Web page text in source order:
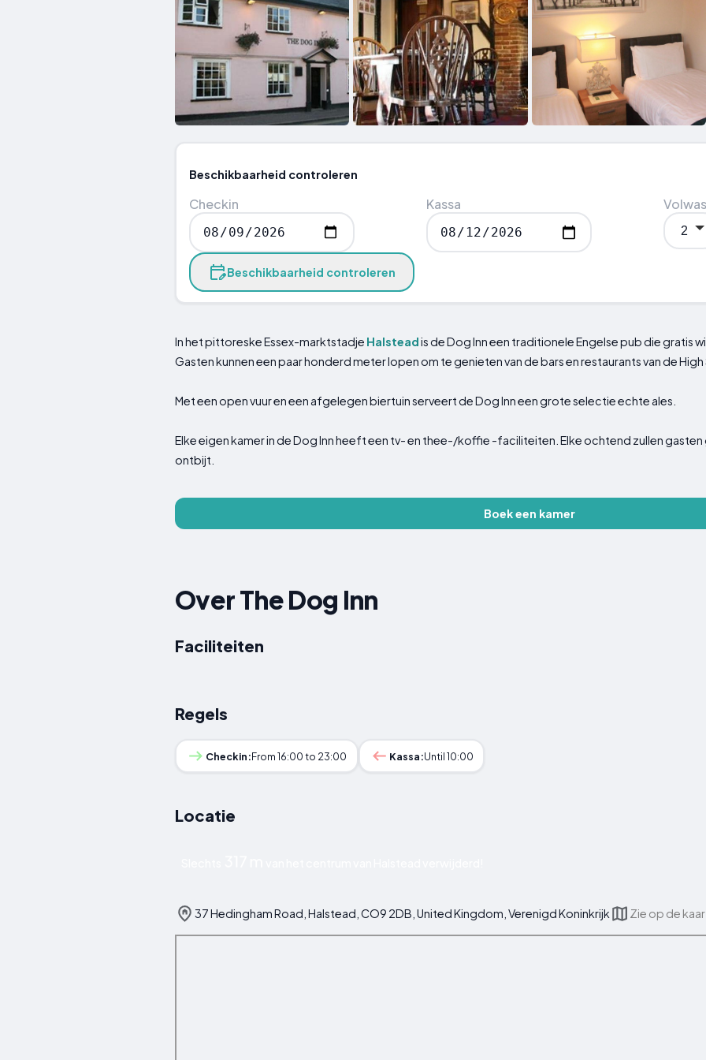
Beschikbaarheid controleren
Checkin Kassa
Beschikbaarheid controleren
In het pittoreske Essex-marktstadje Halsteadis de Dog Inn een traditionele Engelse pub die gratis
Gasten kunnen een paar honderd meter lopen om te genieten van de bars en restaurants van de
Met een open vuur en een afgelegen biertuin serveert de Dog Inn een grote selectie echte ales.
Elke eigen kamer in de Dog Inn heeft een tv- en thee-/koffie -faciliteiten. Elke ochtend zullen
ontbijt.
Boek een kamer
Over The Dog Inn
Faciliteiten
Regels
Checkin:From 16:00 to 23:00 Kassa:Until 10:00
Locatie
37 Hedingham Road, Halstead, CO9 2DB, United Kingdom, Verenigd Koninkrijk Zie op de